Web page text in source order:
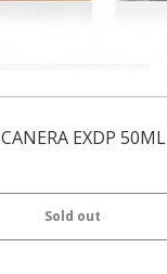
EXDP 50ML
Sold out